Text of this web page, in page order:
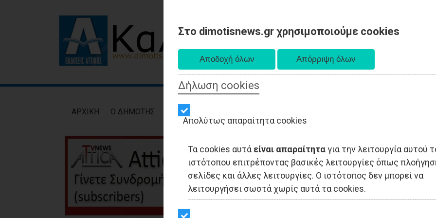
Στο dimotisnews.gr χρησιμοποιούμε cookies
Δήλωση cookies
Απολύτως απαραίτητα cookies
Τα cookies αυτά είναι απαραίτηταγια την λειτουργία αυτού
ιστότοπου επιτρέποντας βασικές λειτουργίες όπως
σελίδες και άλλες λειτουργίες. Ο ιστότοπος δεν μπορεί να
λειτουργήσει σωστά χωρίς αυτά τα cookies.
AΡXIKH Ο ΔΗΜΟΤΗΣ ΕΙΔΗΣΕΙΣ